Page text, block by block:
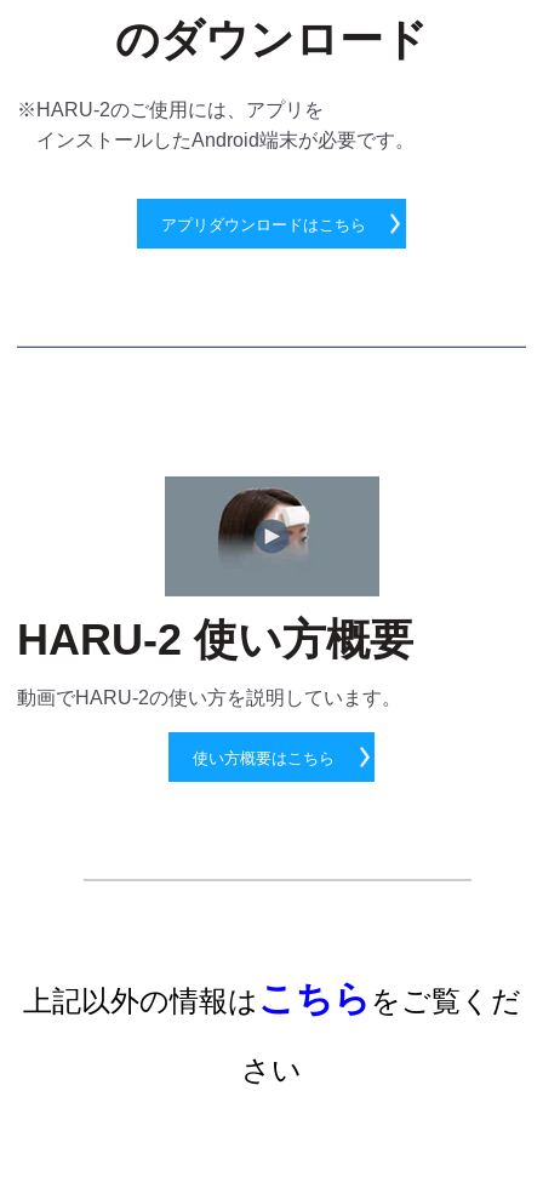
のダウンロード
※HARU-2のご使用には、アプリを
インストールしたAndroid端末が必要です。
アプリダウンロードはこちら
HARU-2 使い方概要
動画でHARU-2の使い方を説明しています。
使い方概要はこちら
上記以外の情報は こちら をご覧くだ
さい